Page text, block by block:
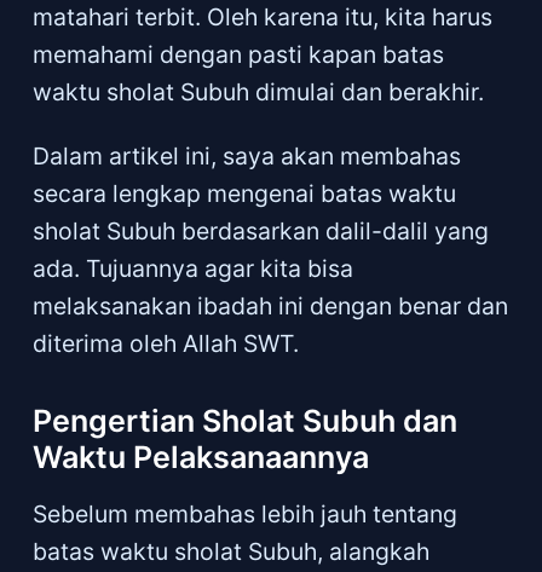
matahari terbit. Oleh karena itu, kita harus
memahami dengan pasti kapan batas
waktu sholat Subuh dimulai dan berakhir.
Dalam artikel ini, saya akan membahas
secara lengkap mengenai batas waktu
sholat Subuh berdasarkan dalil-dalil yang
ada. Tujuannya agar kita bisa
melaksanakan ibadah ini dengan benar dan
diterima oleh Allah SWT.
Pengertian Sholat Subuh dan
Waktu Pelaksanaannya
Sebelum membahas lebih jauh tentang
batas waktu sholat Subuh, alangkah